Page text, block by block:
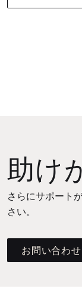
助け
さらにサポート
さい。
お問い合わせ